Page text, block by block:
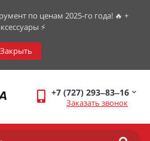
по ценам 2025-го года! 🔥 +
⚡️
Закрыть
+7 (727) 293‒83‒16
Заказать звонок